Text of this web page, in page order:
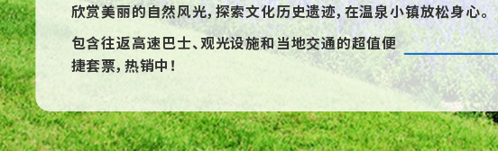
欣赏美丽的自然风光，探索文化历史遗迹，在温泉小镇放松身心。
包含往返高速巴士、观光设施和当地交通的超值便
捷套票，热销中！